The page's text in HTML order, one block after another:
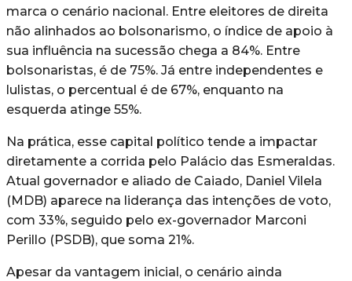
marca o cenário nacional. Entre eleitores de direita
não alinhados ao bolsonarismo, o índice de apoio à
sua influência na sucessão chega a 84%. Entre
bolsonaristas, é de 75%. Já entre independentes e
lulistas, o percentual é de 67%, enquanto na
esquerda atinge 55%.
Na prática, esse capital político tende a impactar
diretamente a corrida pelo Palácio das Esmeraldas.
Atual governador e aliado de Caiado, Daniel Vilela
(MDB) aparece na liderança das intenções de voto,
com 33%, seguido pelo ex-governador Marconi
Perillo (PSDB), que soma 21%.
Apesar da vantagem inicial, o cenário ainda